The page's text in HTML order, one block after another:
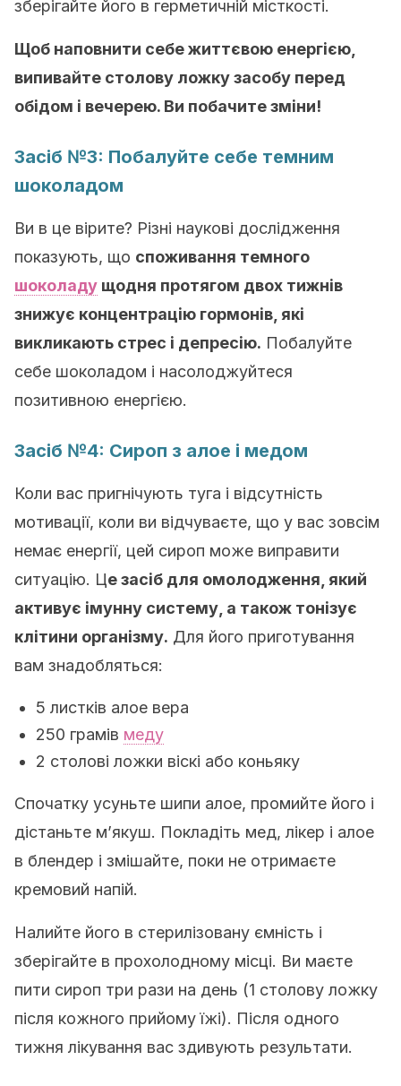
зберігайте його в герметичній місткості.
Щоб наповнити себе життєвою енергією,
випивайте столову ложку засобу перед
обідом і вечерею. Ви побачите зміни!
Засіб №3: Побалуйте себе темним
шоколадом
Ви в це вірите? Різні наукові дослідження
показують, що споживання темного
шоколаду щодня протягом двох тижнів
знижує концентрацію гормонів, які
викликають стрес і депресію. Побалуйте
себе шоколадом і насолоджуйтеся
позитивною енергією.
Засіб №4: Сироп з алое і медом
Коли вас пригнічують туга і відсутність
мотивації, коли ви відчуваєте, що у вас зовсім
немає енергії, цей сироп може виправити
ситуацію. Це засіб для омолодження, який
активує імунну систему, а також тонізує
клітини організму. Для його приготування
вам знадобляться:
5 листків алое вера
250 грамів меду
2 столові ложки віскі або коньяку
Спочатку усуньте шипи алое, промийте його і
дістаньте м’якуш. Покладіть мед, лікер і алое
в блендер і змішайте, поки не отримаєте
кремовий напій.
Налийте його в стерилізовану ємність і
зберігайте в прохолодному місці. Ви маєте
пити сироп три рази на день (1 столову ложку
після кожного прийому їжі). Після одного
тижня лікування вас здивують результати.